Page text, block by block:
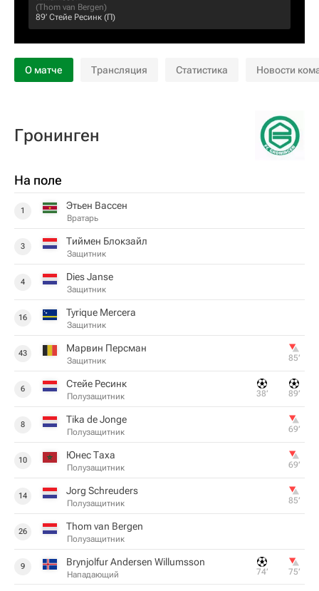
(Thom van Bergen)
89‎’‎ Стейе Ресинк (П)
О матче Трансляция Статистика Новости
Гронинген
На поле
1 Этьен Вассен
Вратарь
3 Тиймен Блокзайл
Защитник
4 Dies Janse
Защитник
16 Tyrique Mercera
Защитник
43 Марвин Персман
Защитник 85‎’‎
6 Стейе Ресинк
Полузащитник 38‎’‎ 89‎’‎
8 Tika de Jonge
Полузащитник 69‎’‎
10 Юнес Таха
Полузащитник 69‎’‎
14 Jorg Schreuders
Полузащитник 85‎’‎
26 Thom van Bergen
Полузащитник
9 Brynjolfur Andersen Willumsson
Нападающий 74‎’‎ 75‎’‎